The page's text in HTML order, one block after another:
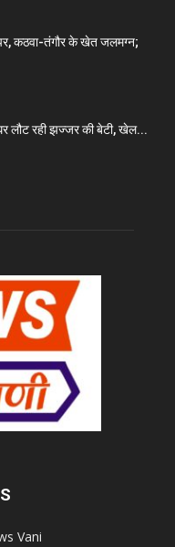
कठवा-तंगौर के खेत जलमग्न;
लौट रही झज्जर की बेटी, खेल...
Vani